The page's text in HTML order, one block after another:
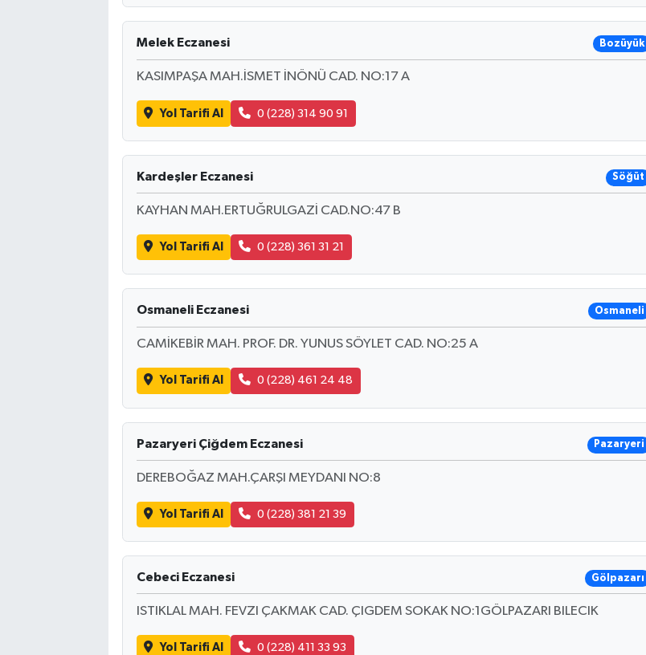
Melek Eczanesi Bozüyük
KASIMPAŞA MAH.İSMET İNÖNÜ CAD. NO:17 A
Yol Tarifi Al 0 (228) 314 90 91
Kardeşler Eczanesi Söğüt
KAYHAN MAH.ERTUĞRULGAZİ CAD.NO:47 B
Yol Tarifi Al 0 (228) 361 31 21
Osmaneli Eczanesi Osmaneli
CAMİKEBİR MAH. PROF. DR. YUNUS SÖYLET CAD. NO:25 A
Yol Tarifi Al 0 (228) 461 24 48
Pazaryeri Çiğdem Eczanesi Pazaryeri
DEREBOĞAZ MAH.ÇARŞI MEYDANI NO:8
Yol Tarifi Al 0 (228) 381 21 39
Cebeci Eczanesi Gölpazarı
ISTIKLAL MAH. FEVZI ÇAKMAK CAD. ÇIGDEM SOKAK NO:1GÖLPAZARI BILECIK
Yol Tarifi Al 0 (228) 411 33 93